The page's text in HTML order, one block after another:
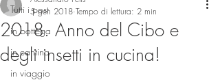
Tutti i post
in bottega
in cantina
in viaggio
2018. Anno del Cibo e
degli insetti in cucina!
5 gen 2018 Tempo di lettura: 2 min